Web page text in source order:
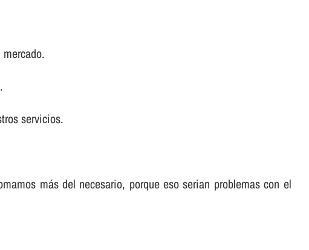
servicios.
más del necesario, porque eso serian problemas con el